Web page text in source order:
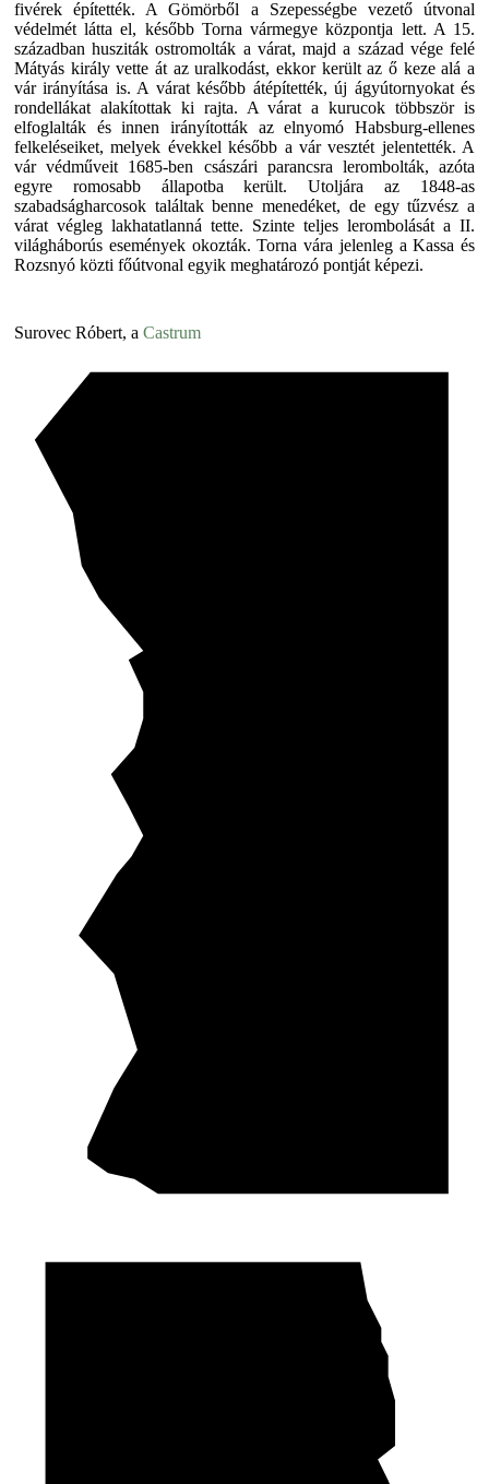
fivérek építették. A Gömörből a Szepességbe vezető útvonal
védelmét látta el, később Torna vármegye központja lett. A 15.
században husziták ostromolták a várat, majd a század vége felé
Mátyás király vette át az uralkodást, ekkor került az ő keze alá a
vár irányítása is. A várat később átépítették, új ágyútornyokat és
rondellákat alakítottak ki rajta. A várat a kurucok többször is
elfoglalták és innen irányították az elnyomó Habsburg-ellenes
felkeléseiket, melyek évekkel később a vár vesztét jelentették. A
vár védműveit 1685-ben császári parancsra lerombolták, azóta
egyre romosabb állapotba került. Utoljára az 1848-as
szabadságharcosok találtak benne menedéket, de egy tűzvész a
várat végleg lakhatatlanná tette. Szinte teljes lerombolását a II.
világháborús események okozták. Torna vára jelenleg a Kassa és
Rozsnyó közti főútvonal egyik meghatározó pontját képezi.
Surovec Róbert, a Castrum